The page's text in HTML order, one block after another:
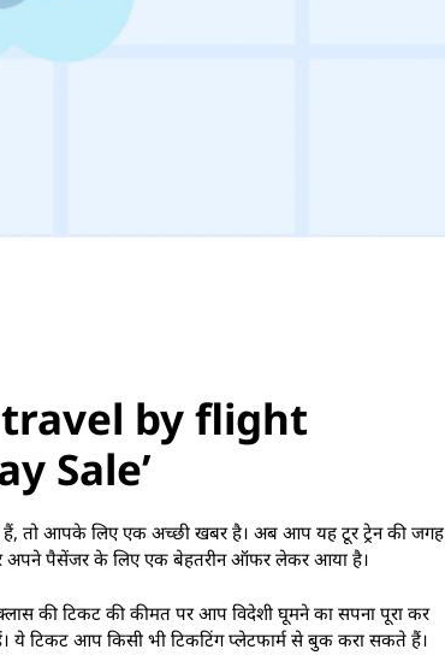
by flight
Sale’
तो आपके लिए एक अच्‍छी खबर है। अब आप यह टूर ट्रेन की जगह
अपने पैसेंजर के लिए एक बेहतरीन ऑफर लेकर आया है।
की टिकट की कीमत पर आप विदेशी घूमने का सपना पूरा कर
टिकट आप किसी भी टिकटिंग प्‍लेटफार्म से बुक करा सकते हैं।